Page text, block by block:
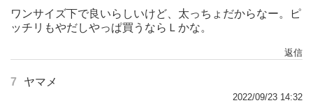
ワンサイズ下で良いらしいけど、太っちょだからなー。ピ
ッチリもやだしやっぱ買うならＬかな。
返信
7 ヤマメ
2022/09/23 14:32